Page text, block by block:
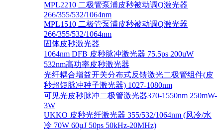
​MPL2210 二极管泵浦皮秒被动调Q激光器
266/355/532/1064nm
MPL1510 二极管泵浦皮秒被动调Q激光器
266/355/532/1064nm
固体皮秒激光器
1064nm DFB 皮秒脉冲激光器 75.5ps 200uW
532nm高功率皮秒激光器
光纤耦合增益开关分布式反馈激光二极管组件(皮
秒超短脉冲种子激光器) 1027-1080nm
可见光皮秒脉冲二极管激光器370-1550nm 250mW-
3W
UKKO 皮秒光纤激光器 355/532/1064nm (风冷/水
冷 70W 60μJ 50ps 50kHz-20MHz)